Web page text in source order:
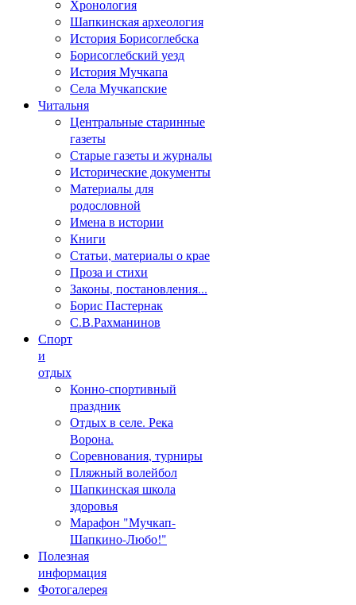
Хронология
Шапкинская археология
История Борисоглебска
Борисоглебский уезд
История Мучкапа
Села Мучкапские
Читальня
Центральные старинные
газеты
Старые газеты и журналы
Исторические документы
Материалы для
родословной
Имена в истории
Книги
Статьи, материалы о крае
Проза и стихи
Законы, постановления...
Борис Пастернак
С.В.Рахманинов
Спорт
и
отдых
Конно-спортивный
праздник
Отдых в селе. Река
Ворона.
Соревнования, турниры
Пляжный волейбол
Шапкинская школа
здоровья
Марафон "Мучкап-
Шапкино-Любо!"
Полезная
информация
Фотогалерея